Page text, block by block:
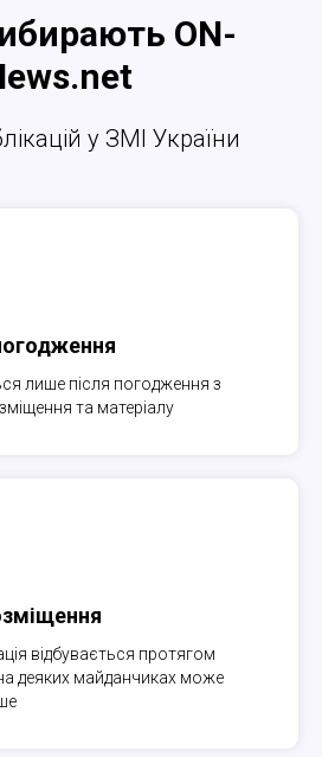
ON-
у ЗМІ України
лише після погодження з
та матеріалу
відбувається протягом
деяких майданчиках може